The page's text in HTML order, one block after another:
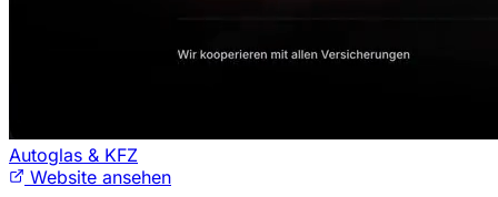
Autoglas & KFZ
Website ansehen